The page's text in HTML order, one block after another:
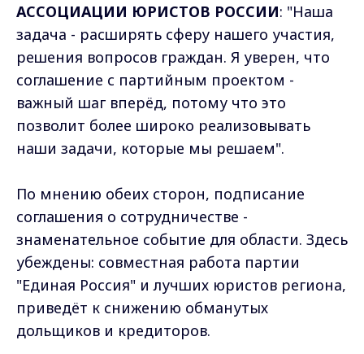
АССОЦИАЦИИ ЮРИСТОВ РОССИИ: "Наша
задача - расширять сферу нашего участия,
решения вопросов граждан. Я уверен, что
соглашение с партийным проектом -
важный шаг вперёд, потому что это
позволит более широко реализовывать
наши задачи, которые мы решаем".
По мнению обеих сторон, подписание
соглашения о сотрудничестве -
знаменательное событие для области. Здесь
убеждены: совместная работа партии
"Единая Россия" и лучших юристов региона,
приведёт к снижению обманутых
дольщиков и кредиторов.